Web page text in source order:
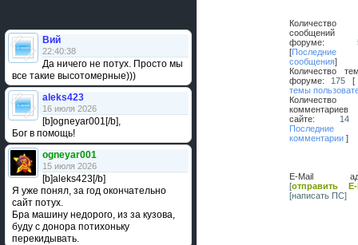
Вий
22:40:38
Да ничего не потух. Просто мы
все такие высотомерные)))
aleks423
16 июля 2026
[b]ogneyar001[/b],
Бог в помощь!
ogneyar001
15 июля 2026
[b]aleks423[/b]
Я уже понял, за год окончательно
сайт потух.
Бра машину недорого, из за кузова,
буду с донора потихоньку
перекидывать.
Количество
форуме:
[Последние
сообщения]
Количество
форуме: 175
темы
Количество
сайте: 14
Последние
комментарии ]
E-Mail
[отправить E-
[написать ПС]